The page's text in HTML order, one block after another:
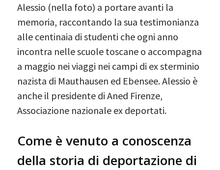
Alessio (nella foto) a portare avanti la
memoria, raccontando la sua testimonianza
alle centinaia di studenti che ogni anno
incontra nelle scuole toscane o accompagna
a maggio nei viaggi nei campi di ex sterminio
nazista di Mauthausen ed Ebensee. Alessio è
anche il presidente di Aned Firenze,
Associazione nazionale ex deportati.
Come è venuto a conoscenza
della storia di deportazione di